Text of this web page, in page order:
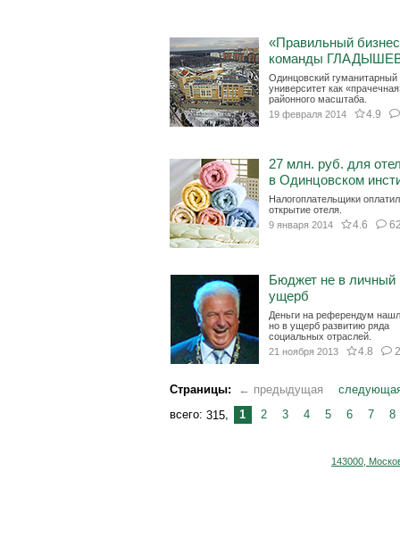
«Правильный
команды
Одинцовский гуманитарный
университет как
районного масштаба.
19 февраля 2014
4.9
27 млн. руб. для
в Одинцовском
Налогоплательщики
открытие отеля.
9 января 2014
4.6
Бюджет не в личный
ущерб
Деньги на референдум
но в ущерб развитию ряда
социальных отраслей.
21 ноября 2013
4.8
315 1 2 3 4 5 6 7 8
143000,